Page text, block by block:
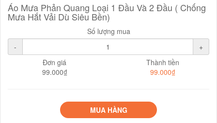
Áo Mưa Phản Quang Loại 1 Đầu Và 2 Đầu ( Chống
Mưa Hắt Vải Dù Siêu Bền)
Số lượng mua
-
+
Đơn giá
99.000₫
Thành tiền
99.000₫
MUA HÀNG